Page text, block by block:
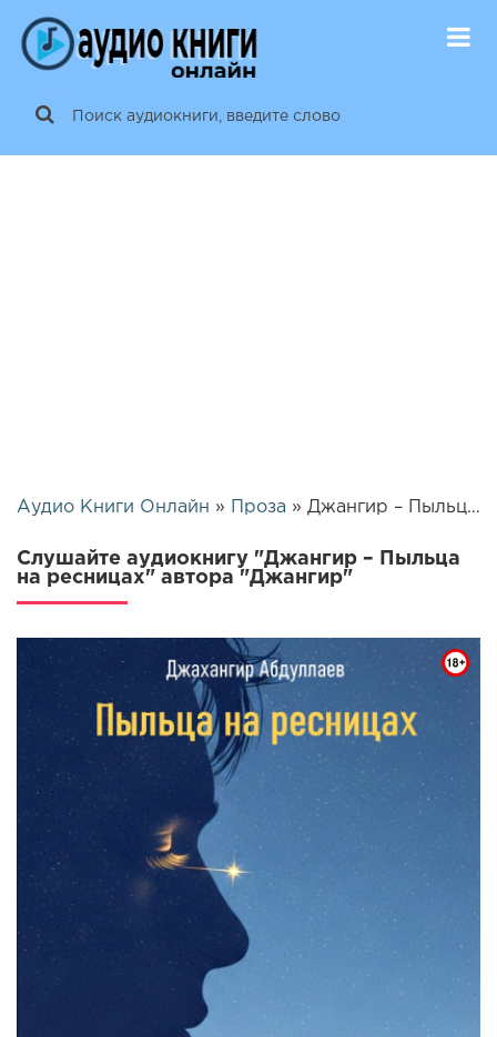
Аудио Книги Онлайн » Проза » Джангир – Пыльца на ресницах | 25739
Слушайте аудиокнигу "Джангир – Пыльца
на ресницах" автора "Джангир"